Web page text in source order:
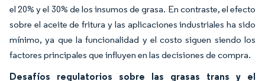
el 20% y el 30% de los insumos de grasa. En contraste, el efecto
sobre el aceite de fritura y las aplicaciones industriales ha sido
mínimo, ya que la funcionalidad y el costo siguen siendo los
factores principales que influyen en las decisiones de compra.
Desafíos regulatorios sobre las grasas trans y el